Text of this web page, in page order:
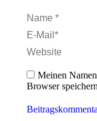
Name *
E-Mail *
Website
Meinen
Browser